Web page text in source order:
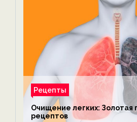
Рецепты
Очищение легких: Золотая
рецептов